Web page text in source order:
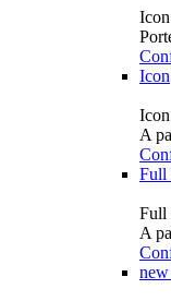
Icon
Icon
A
Full
Full
A
new